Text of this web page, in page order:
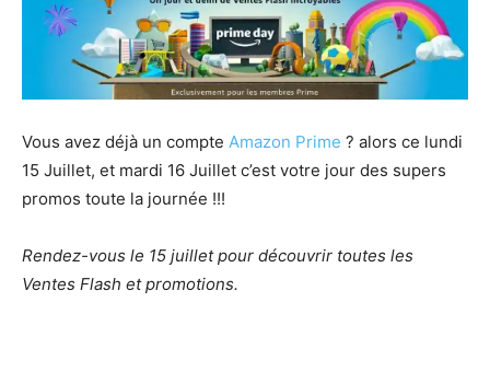
Vous avez déjà un compte Amazon Prime ? alors ce lundi
15 Juillet, et mardi 16 Juillet c’est votre jour des supers
promos toute la journée !!!
Rendez-vous le 15 juillet pour découvrir toutes les
Ventes Flash et promotions.